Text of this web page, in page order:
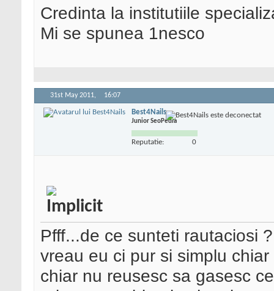
Credinta la institutiile
Mi se spunea 1nesco
31st May 2011, 16:07
Best4Nails
Junior SeoPedia
Reputatie: 0
Pfff...de ce sunteti rautaciosi
vreau eu ci pur si simplu
chiar nu reusesc sa gasesc